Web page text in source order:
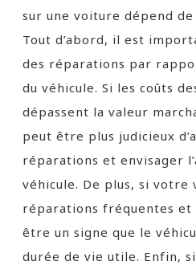
sur une voiture dépend
Tout d’abord, il est
des réparations par
du véhicule. Si les coûts
dépassent la valeur
peut être plus judicieux
réparations et envisager
véhicule. De plus, si votre
réparations fréquentes et
être un signe que le
durée de vie utile. Enfin,